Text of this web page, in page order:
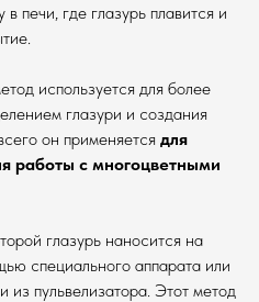
печи, где глазурь плавится и
используется для более
глазури и создания
он применяется для
работы с многоцветными
глазурь наносится на
специального аппарата или
из пульвелизатора. Этот метод